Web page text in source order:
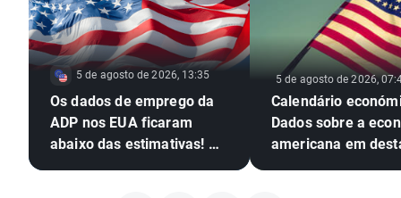
5 de agosto de 2026, 13:35
Os dados de emprego da
ADP nos EUA ficaram
abaixo das estimativas! O
5 de agosto de 2026,
Calendário
Dados sobre a
americana em